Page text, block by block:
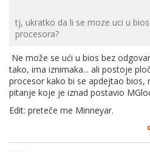
tj, ukratko da li se moze uci u
procesora?
Ne može se ući u bios bez
tako, ima iznimaka... ali postoje
procesor kako bi se apdejtao bios,
pitanje koje je iznad postavio
Edit: preteče me Minneyar.